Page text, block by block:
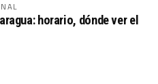
horario, dónde ver el